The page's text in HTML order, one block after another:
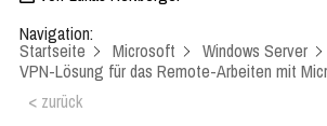
Navigation:
Startseite Microsoft
Windows Server
VPN-Lösung für das Remote-Arbeiten mit
< zurück